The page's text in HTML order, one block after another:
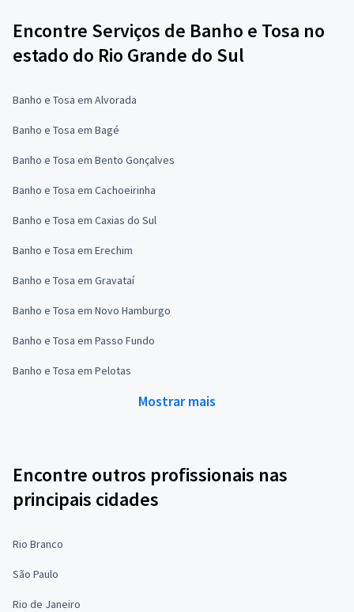
Encontre Serviços de Banho e Tosa no
estado do Rio Grande do Sul
Banho e Tosa em Alvorada
Banho e Tosa em Bagé
Banho e Tosa em Bento Gonçalves
Banho e Tosa em Cachoeirinha
Banho e Tosa em Caxias do Sul
Banho e Tosa em Erechim
Banho e Tosa em Gravataí
Banho e Tosa em Novo Hamburgo
Banho e Tosa em Passo Fundo
Banho e Tosa em Pelotas
Mostrar mais
Encontre outros profissionais nas
principais cidades
Rio Branco
São Paulo
Rio de Janeiro